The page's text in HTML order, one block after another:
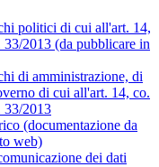
politici di cui all'art. 14,
2013 (da pubblicare in
di amministrazione, di
di cui all'art. 14, co.
33/2013
(documentazione da
web)
dei dati